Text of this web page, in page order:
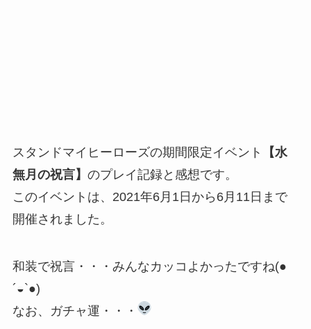
スタンドマイヒーローズの期間限定イベント
【水
無月の祝言】 のプレイ記録と感想です。
このイベントは、2021年6月1日から6月11日まで
開催されました。
和装で祝言・・・みんなカッコよかったですね(●
´◒`●)
なお、ガチャ運・・・